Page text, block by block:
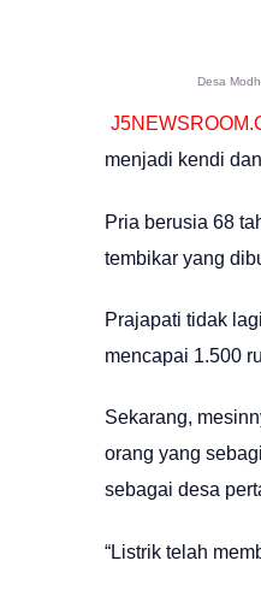
Desa
menjadi kendi
Pria berusia 68
tembikar yang
Prajapati tidak
mencapai 1.500
Sekarang,
orang yang
sebagai desa
“Listrik telah